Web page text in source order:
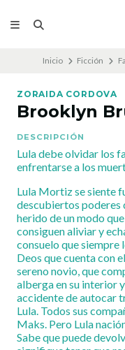
Inicio Ficción
ZORAIDA CORDOVA
Brooklyn
DESCRIPCIÓN
Lula debe olvidar los
enfrentarse a los
Lula Mortiz se siente
descubiertos poderes
herido de un modo
consiguen aliviar y
consuelo que siempre
Deos que cuenta con
sereno novio, que
alberga en su interior
accidente de autocar
Lula. Todos sus
Maks. Pero Lula
Sabe que puede